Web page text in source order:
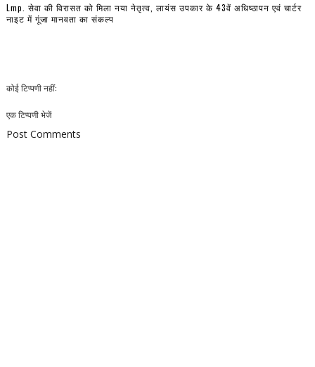
Lmp. सेवा की विरासत को मिला नया नेतृत्व, लायंस उपकार के 43वें अधिष्ठापन एवं चार्टर
नाइट में गूंजा मानवता का संकल्प
कोई टिप्पणी नहीं:
एक टिप्पणी भेजें
Post Comments